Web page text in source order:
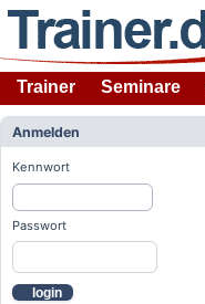
Trainer Seminare
Anmelden
Kennwort
Passwort
login